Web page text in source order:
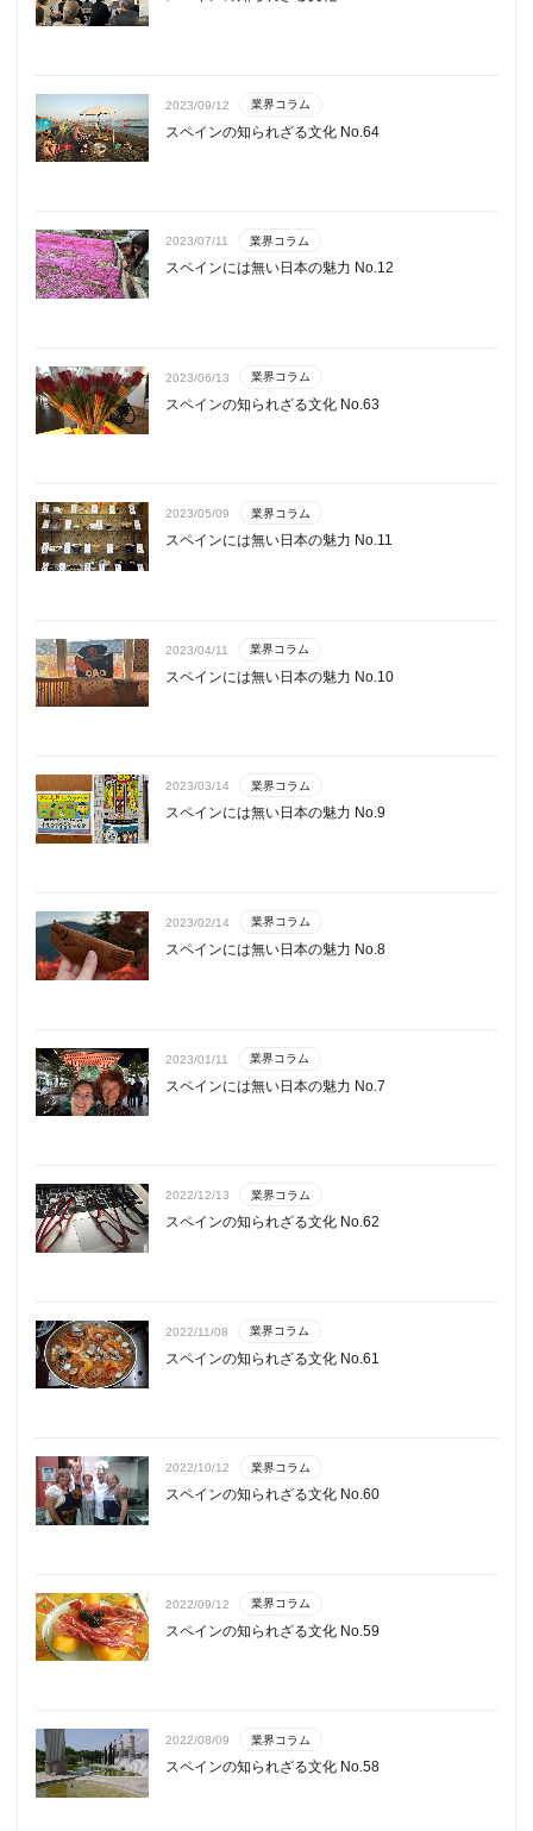
2023/09/12 業界コラム
スペインの知られざる文化 No.64
2023/07/11 業界コラム
スペインには無い日本の魅力 No.12
2023/06/13 業界コラム
スペインの知られざる文化 No.63
2023/05/09 業界コラム
スペインには無い日本の魅力 No.11
2023/04/11 業界コラム
スペインには無い日本の魅力 No.10
2023/03/14 業界コラム
スペインには無い日本の魅力 No.9
2023/02/14 業界コラム
スペインには無い日本の魅力 No.8
2023/01/11 業界コラム
スペインには無い日本の魅力 No.7
2022/12/13 業界コラム
スペインの知られざる文化 No.62
2022/11/08 業界コラム
スペインの知られざる文化 No.61
2022/10/12 業界コラム
スペインの知られざる文化 No.60
2022/09/12 業界コラム
スペインの知られざる文化 No.59
2022/08/09 業界コラム
スペインの知られざる文化 No.58